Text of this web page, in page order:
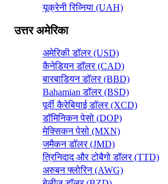
यूक्रेनी रिव्निया (UAH)
उत्तर अमेरिका
अमेरिकी डॉलर (USD)
कैनेडियन डॉलर (CAD)
बारबाडियन डॉलर (BBD)
Bahamian डॉलर (BSD)
पूर्वी कैरेबियाई डॉलर (XCD)
डॉमिनिकन पेसो (DOP)
मेक्सिकन पेसो (MXN)
जमैकन डॉलर (JMD)
त्रिनिदाद और टोबैगो डॉलर (TTD)
अरुबन फ्लोरिन (AWG)